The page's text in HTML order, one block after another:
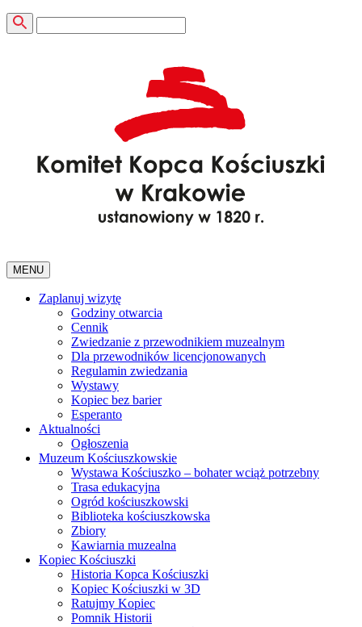
MENU
Zaplanuj wizytę
Godziny otwarcia
Cennik
Zwiedzanie z przewodnikiem muzealnym
Dla przewodników licencjonowanych
Regulamin zwiedzania
Wystawy
Kopiec bez barier
Esperanto
Aktualności
Ogłoszenia
Muzeum Kościuszkowskie
Wystawa Kościuszko – bohater wciąż potrzebny
Trasa edukacyjna
Ogród kościuszkowski
Biblioteka kościuszkowska
Zbiory
Kawiarnia muzealna
Kopiec Kościuszki
Historia Kopca Kościuszki
Kopiec Kościuszki w 3D
Ratujmy Kopiec
Pomnik Historii